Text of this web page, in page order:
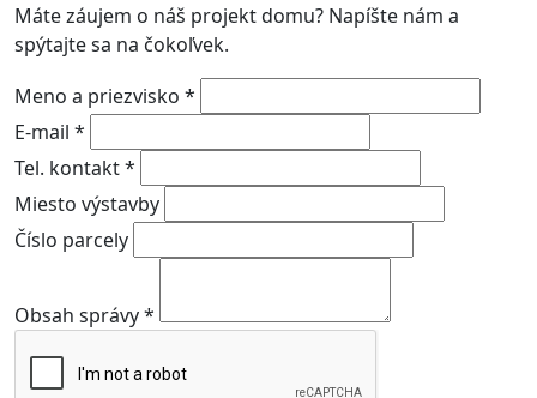
Máte záujem o náš projekt domu? Napíšte nám a
spýtajte sa na čokoľvek.
Meno a priezvisko *
E-mail *
Tel. kontakt *
Miesto výstavby
Číslo parcely
Obsah správy *